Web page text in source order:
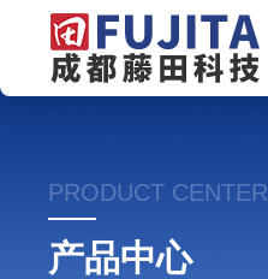
PRODUCT CENTER
产品中心